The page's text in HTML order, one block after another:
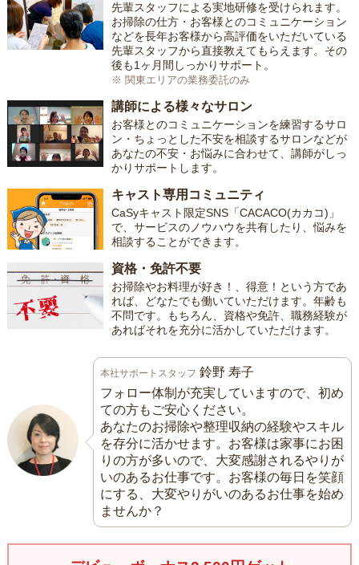
先輩スタッフによる実地研修を受けられます。
お掃除の仕方・お客様とのコミュニケーション
などを長年お客様から高評価をいただいている
先輩スタッフから直接教えてもらえます。その
後も1ヶ月間しっかりサポート。
※ 関東エリアの業務委託のみ
講師による様々なサロン
お客様とのコミュニケーションを練習するサロ
ン・ちょっとした不安を相談するサロンなどが
あなたの不安・お悩みに合わせて、講師がしっ
かりサポートします。
キャスト専用コミュニティ
CaSyキャスト限定SNS「CACACO(カカコ)」
で、サービスのノウハウを共有したり、悩みを
相談することができます。
資格・免許不要
お掃除やお料理が好き！、得意！という方であ
れば、どなたでも働いていただけます。年齢も
不問です。もちろん、資格や免許、職務経験が
あればそれを充分に活かしていただけます。
本社サポートスタッフ 鈴野 寿子
フォロー体制が充実していますので、初め
ての方もご安心ください。
あなたのお掃除や整理収納の経験やスキル
を存分に活かせます。お客様は家事にお困
りの方が多いので、大変感謝されるやりが
いのあるお仕事です。お客様の毎日を笑顔
にする、大変やりがいのあるお仕事を始め
ませんか？